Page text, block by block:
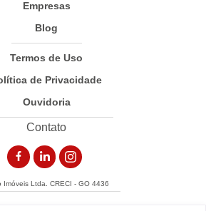
Empresas
Blog
Termos de Uso
de Privacidade
Ouvidoria
Contato
Imóveis Ltda. CRECI - GO 4436